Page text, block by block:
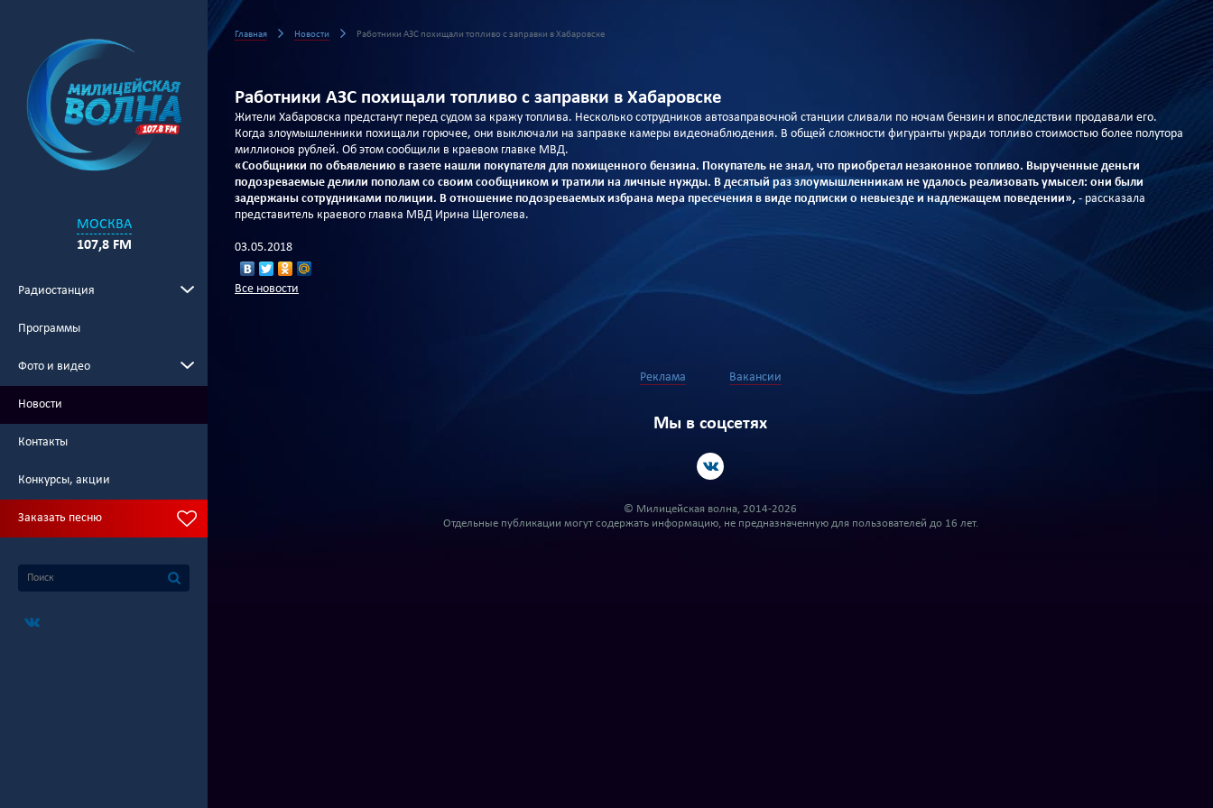
МОСКВА
107,8 FM
Радиостанция
Программы
Фото и видео
Новости
Контакты
Конкурсы, акции
Заказать песню
Главная Новости Работники АЗС похищали топливо с заправки в Хабаровске
Работники АЗС похищали топливо с заправки в Хабаровске
Жители Хабаровска предстанут перед судом за кражу топлива. Несколько сотрудников автозаправочной станции сливали по ночам бензин и впоследствии продавали его.
Когда злоумышленники похищали горючее, они выключали на заправке камеры видеонаблюдения. В общей сложности фигуранты укради топливо стоимостью более полутора
миллионов рублей. Об этом сообщили в краевом главке МВД.
«Сообщники по объявлению в газете нашли покупателя для похищенного бензина. Покупатель не знал, что приобретал незаконное топливо. Вырученные деньги
подозреваемые делили пополам со своим сообщником и тратили на личные нужды. В десятый раз злоумышленникам не удалось реализовать умысел: они были
задержаны сотрудниками полиции. В отношение подозреваемых избрана мера пресечения в виде подписки о невыезде и надлежащем поведении», - рассказала
представитель краевого главка МВД Ирина Щеголева.
03.05.2018
Все новости
Реклама Вакансии
Мы в соцсетях
© Милицейская волна, 2014-2026
Отдельные публикации могут содержать информацию, не предназначенную для пользователей до 16 лет.